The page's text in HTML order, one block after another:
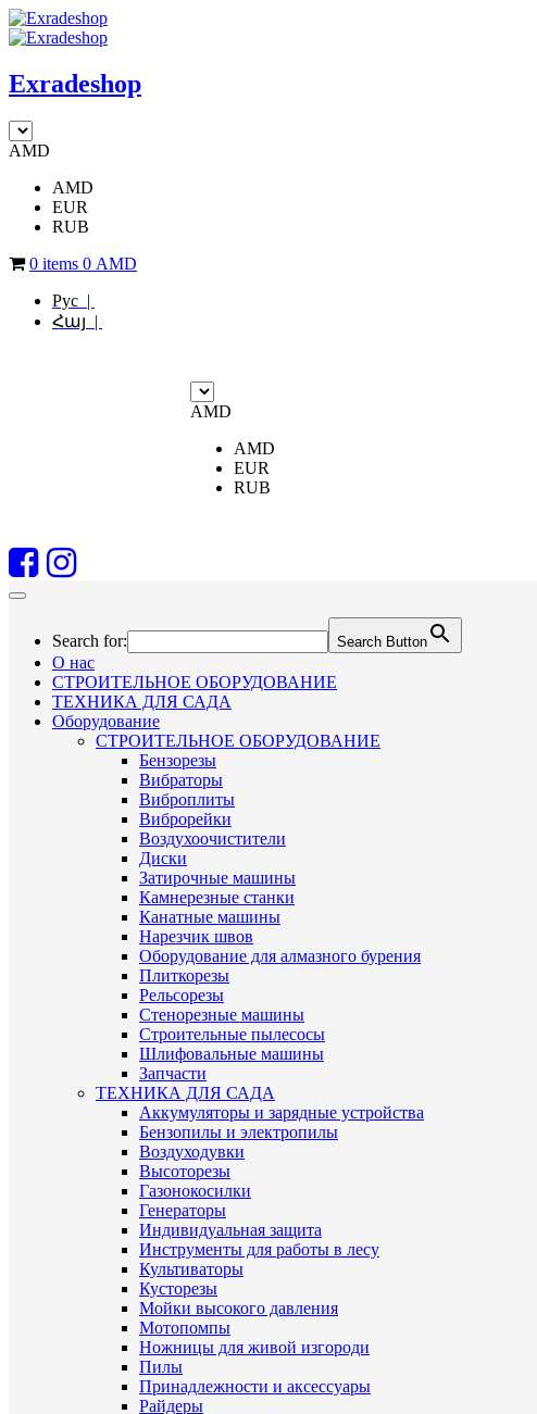
Exradeshop
AMD
AMD
EUR
RUB
0 items 0 AMD
Рус |
Հայ |
AMD
AMD
EUR
RUB
Search for: Search Button
О нас
СТРОИТЕЛЬНОЕ ОБОРУДОВАНИЕ
ТЕХНИКА ДЛЯ САДА
Оборудование
СТРОИТЕЛЬНОЕ ОБОРУДОВАНИЕ
Бензорезы
Вибраторы
Виброплиты
Виброрейки
Воздухоочистители
Диски
Затирочные машины
Камнерезные станки
Канатные машины
Нарезчик швов
Оборудование для алмазного бурения
Плиткорезы
Рельсорезы
Стенорезные машины
Строительные пылесосы
Шлифовальные машины
Запчасти
ТЕХНИКА ДЛЯ САДА
Аккумуляторы и зарядные устройства
Бензопилы и электропилы
Воздуходувки
Высоторезы
Газонокосилки
Генераторы
Индивидуальная защита
Инструменты для работы в лесу
Культиваторы
Кусторезы
Мойки высокого давления
Мотопомпы
Ножницы для живой изгороди
Пилы
Принадлежности и аксессуары
Райдеры